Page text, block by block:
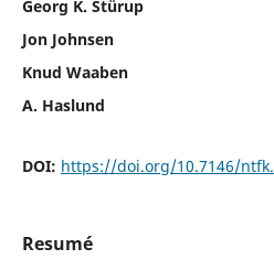
Georg K. Stürup
Jon Johnsen
Knud Waaben
A. Haslund
DOI: https://doi.org/10.7146/
Resumé